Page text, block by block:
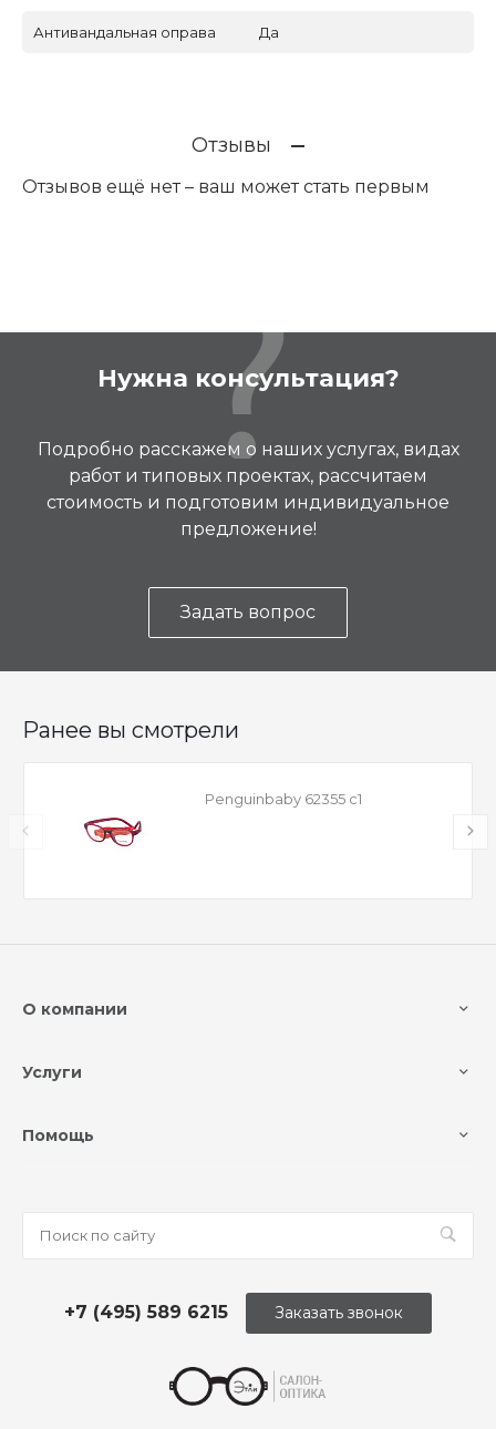
Антивандальная оправа Да
Отзывы
Отзывов ещё нет – ваш может стать первым
Нужна консультация?
Подробно расскажем о наших услугах, видах
работ и типовых проектах, рассчитаем
стоимость и подготовим индивидуальное
предложение!
Задать вопрос
Ранее вы смотрели
Penguinbaby 62355 с1
О компании
Услуги
Помощь
+7 (495) 589 6215 Заказать звонок